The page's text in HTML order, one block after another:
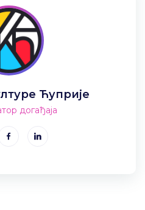
Ћуприје
догађаја